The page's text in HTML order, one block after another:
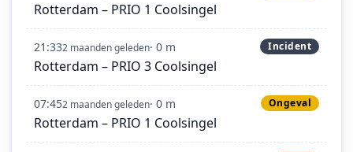
Rotterdam – PRIO 1 Coolsingel
21:332 maanden geleden· 0 m Incident
Rotterdam – PRIO 3 Coolsingel
07:452 maanden geleden· 0 m Ongeval
Rotterdam – PRIO 1 Coolsingel